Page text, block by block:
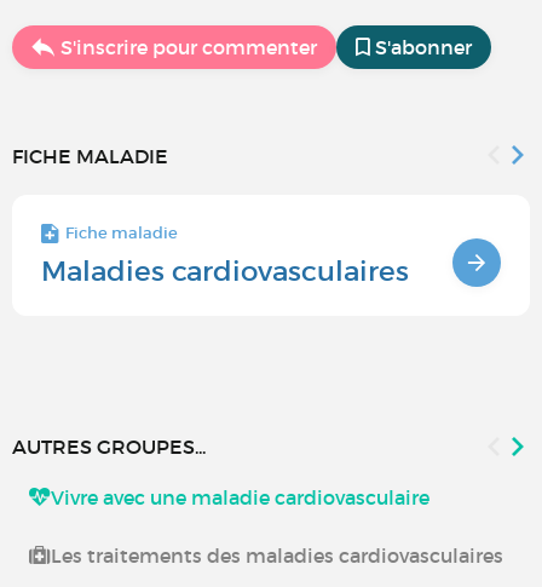
S'inscrire pour commenter S'abonner
FICHE MALADIE
Fiche maladie
Maladies cardiovasculaires
AUTRES GROUPES...
Vivre avec une maladie cardiovasculaire
Les traitements des maladies cardiovasculaires